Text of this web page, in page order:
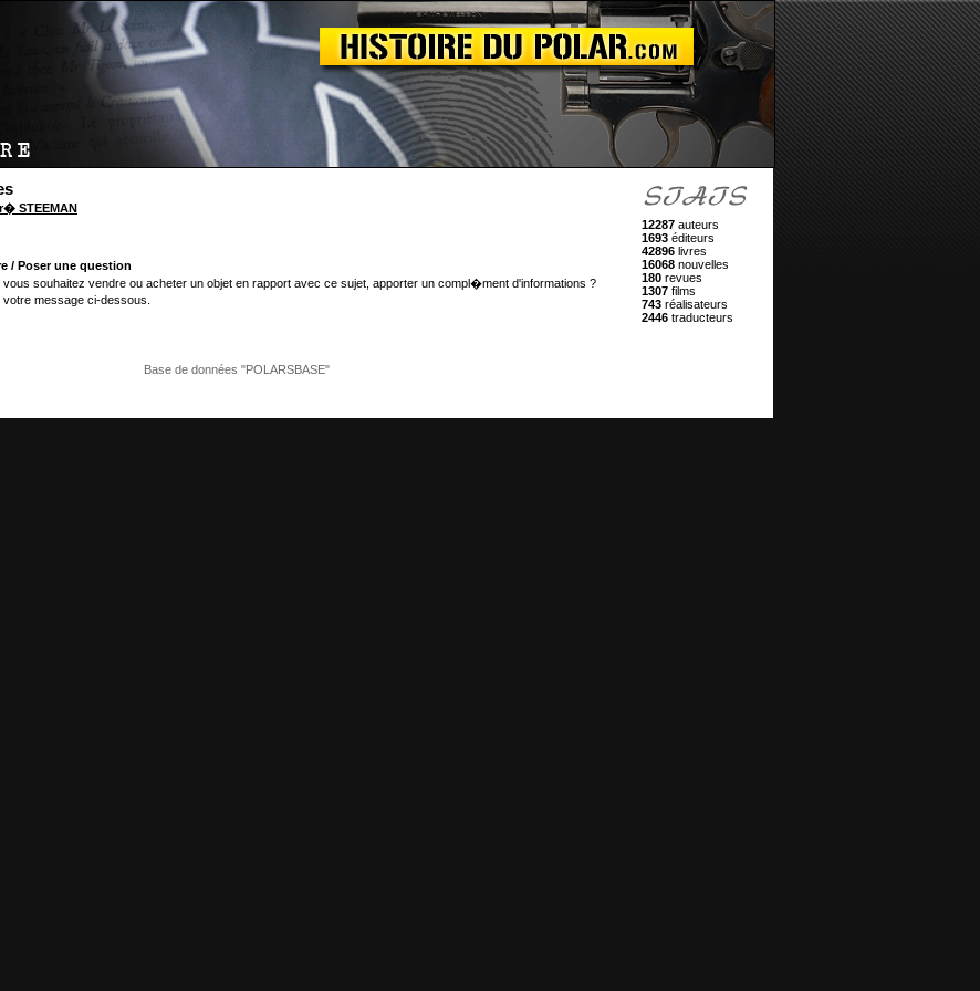
STEEMAN
/ Poser une question
vous souhaitez vendre ou acheter un objet en rapport avec ce sujet, apporter un compl�ment d'informations ?
message ci-dessous.
12287 auteurs
1693 éditeurs
42896 livres
16068 nouvelles
180 revues
1307 films
743 réalisateurs
2446 traducteurs
Base de données "POLARSBASE"